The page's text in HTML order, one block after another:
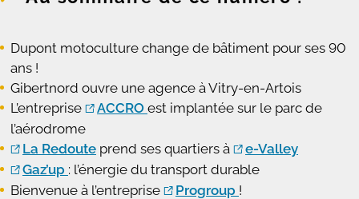
Dupont motoculture change de bâtiment pour ses 90
ans !
Gibertnord ouvre une agence à Vitry-en-Artois
L’entreprise
ACCRO est implantée sur le parc de
l’aérodrome
La Redoute prend ses quartiers à
e-Valley
Gaz’up : l’énergie du transport durable
Bienvenue à l’entreprise
Progroup !